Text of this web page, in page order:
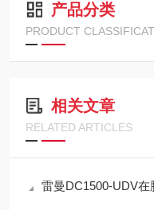
产品分类
PRODUCT
相关文章
RELATED ARTICLES
雷曼DC1500-UDV